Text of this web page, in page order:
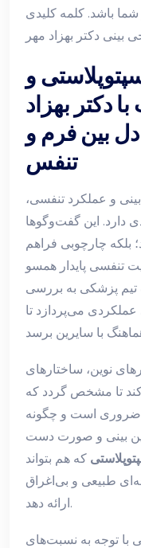
شما باشد. کلمه کلیدی
و
دکتر بهزاد
بين فرم و
تنفس
و عملکرد تنفسی،
دارد. این گفت‌وگوها
بلکه چارچوبی فراهم
تنفسی پایدار همسو
تیم پزشکی به بررسی
می‌پردازد تا
نوین، ساختارهای
تا مشخص گردد که
ضروری است و چگونه
بینی و صورت دست
که هم بتواند
طبیعی و بی‌اغراق
ارائه دهد.
با توجه به نسبت‌های